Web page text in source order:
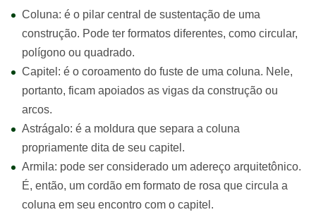
Coluna: é o pilar central de sustentação de uma
construção. Pode ter formatos diferentes, como circular,
polígono ou quadrado.
Capitel: é o coroamento do fuste de uma coluna. Nele,
portanto, ficam apoiados as vigas da construção ou
arcos.
Astrágalo: é a moldura que separa a coluna
propriamente dita de seu capitel.
Armila: pode ser considerado um adereço arquitetônico.
É, então, um cordão em formato de rosa que circula a
coluna em seu encontro com o capitel.